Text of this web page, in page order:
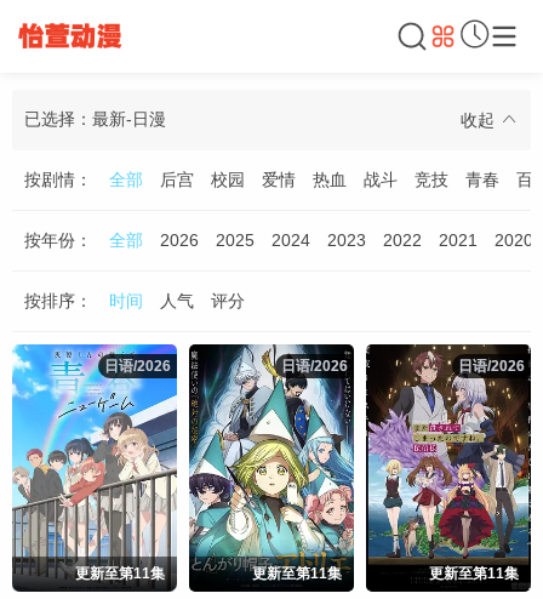
收起
已选择：最新-日漫
按剧情： 全部 后宫 校园 爱情 热血 战斗 竞技 青春 百
按年份： 全部 2026 2025 2024 2023 2022 2021 2020
按排序： 时间 人气 评分
日语/2026
日语/2026
更新至第11集
日语/2026
日语/2026
更新至第11集
日语/2026
日语/2026
更新至第11集